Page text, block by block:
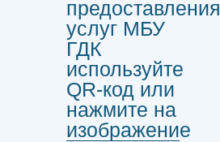
предоставления
услуг МБУ
ГДК
используйте
QR-код или
нажмите на
изображение